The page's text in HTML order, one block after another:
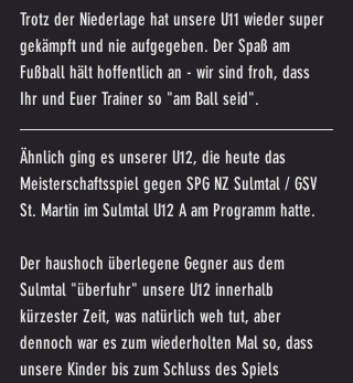
Trotz der Niederlage hat unsere U11 wieder super
gekämpft und nie aufgegeben. Der Spaß am
Fußball hält hoffentlich an - wir sind froh, dass
Ihr und Euer Trainer so "am Ball seid".
Ähnlich ging es unserer U12, die heute das
Meisterschaftsspiel gegen SPG NZ Sulmtal / GSV
St. Martin im Sulmtal U12 A am Programm hatte.
Der haushoch überlegene Gegner aus dem
Sulmtal "überfuhr" unsere U12 innerhalb
kürzester Zeit, was natürlich weh tut, aber
dennoch war es zum wiederholten Mal so, dass
unsere Kinder bis zum Schluss des Spiels